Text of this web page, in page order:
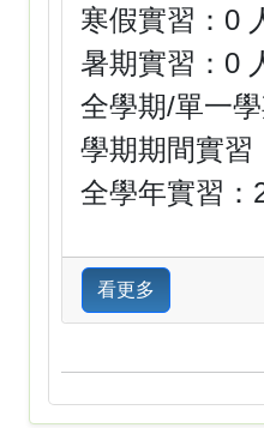
寒假實習：0
暑期實習：0
全學期/單一
學期期間實習
全學年實習：
看更多